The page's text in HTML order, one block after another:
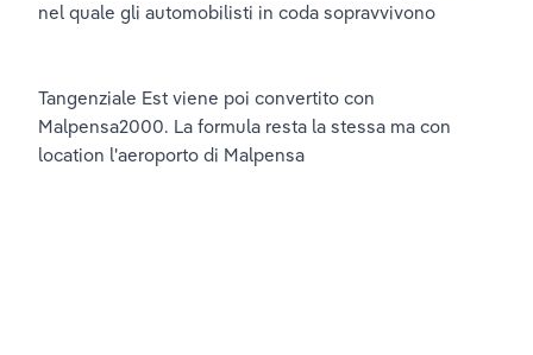
nel quale gli automobilisti in coda sopravvivono
Tangenziale Est viene poi convertito con
Malpensa2000. La formula resta la stessa ma con
location l'aeroporto di Malpensa